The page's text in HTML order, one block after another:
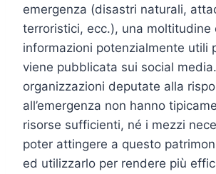
emergenza (disastri naturali,
terroristici, ecc.), una moltitudine
informazioni potenzialmente utili
viene pubblicata sui social
organizzazioni deputate alla
all’emergenza non hanno
risorse sufficienti, né i mezzi
poter attingere a questo
ed utilizzarlo per rendere più